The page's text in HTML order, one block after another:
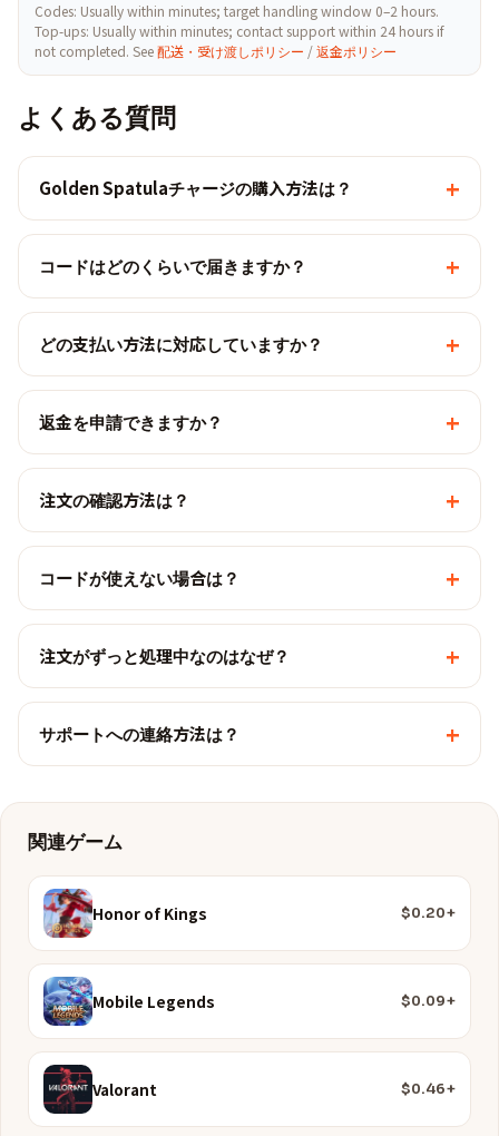
Codes: Usually within minutes; target handling window 0–2 hours.
Top-ups: Usually within minutes; contact support within 24 hours if
not completed. See配送・受け渡しポリシー /返金ポリシー
よくある質問
Golden Spatulaチャージの購入方法は？ +
コードはどのくらいで届きますか？ +
どの支払い方法に対応していますか？ +
返金を申請できますか？ +
注文の確認方法は？ +
コードが使えない場合は？ +
注文がずっと処理中なのはなぜ？ +
サポートへの連絡方法は？ +
関連ゲーム
Honor of Kings $0.20+
Mobile Legends $0.09+
Valorant $0.46+